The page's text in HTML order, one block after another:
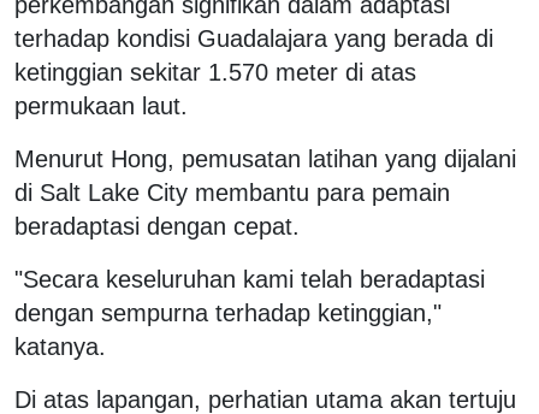
terhadap kondisi Guadalajara yang berada di
ketinggian sekitar 1.570 meter di atas
permukaan laut.
Menurut Hong, pemusatan latihan yang dijalani
di Salt Lake City membantu para pemain
beradaptasi dengan cepat.
"Secara keseluruhan kami telah beradaptasi
dengan sempurna terhadap ketinggian,"
katanya.
Di atas lapangan, perhatian utama akan tertuju